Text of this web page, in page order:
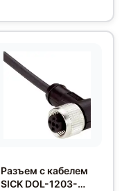
Разъем с кабелем
SICK DOL-1203-